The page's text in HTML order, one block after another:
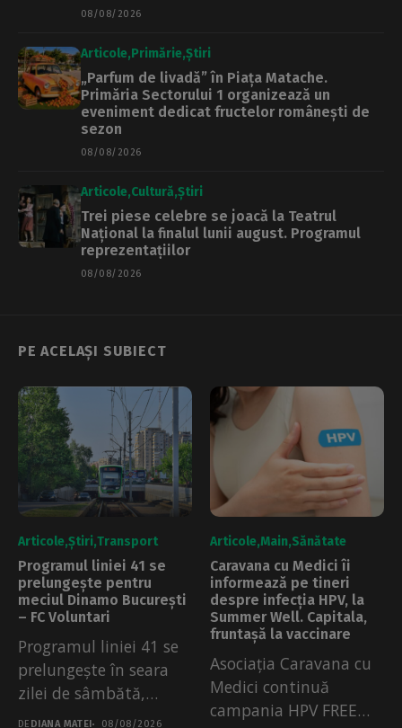
08/08/2026
Articole Primărie Știri
„Parfum de livadă” în Piața Matache.
Primăria Sectorului 1 organizează un
eveniment dedicat fructelor românești de
sezon
08/08/2026
Articole Cultură Știri
Trei piese celebre se joacă la Teatrul
Național la finalul lunii august. Programul
reprezentațiilor
08/08/2026
PE ACELAȘI SUBIECT
Articole Știri Transport
Programul liniei 41 se
prelungește pentru
meciul Dinamo București
– FC Voluntari
Programul liniei 41 se
prelungește în seara
zilei de sâmbătă,
08.08.2026. Măsura a...
DE DIANA MATEI 08/08/2026
Articole Main Sănătate
Caravana cu Medici îi
informează pe tineri
despre infecția HPV, la
Summer Well. Capitala,
fruntașă la vaccinare
Asociația Caravana cu
Medici continuă
campania HPV FREE